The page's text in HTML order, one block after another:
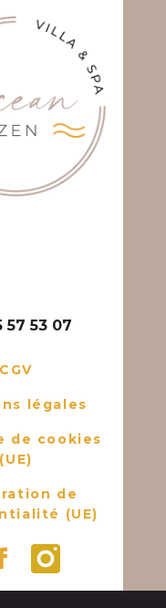
57 53 07
CGV
légales
de cookies
(UE)
de
(UE)